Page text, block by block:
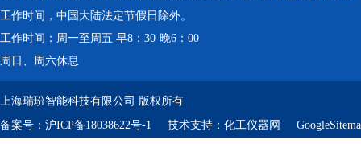
工作时间，中国大陆法定节假日除外。
工作时间：周一至周五 早8：30-晚6：00
周日、周六休息
上海瑞玢智能科技有限公司 版权所有
备案号： 沪ICP备18038622号-1 技术支持： 化工仪器网